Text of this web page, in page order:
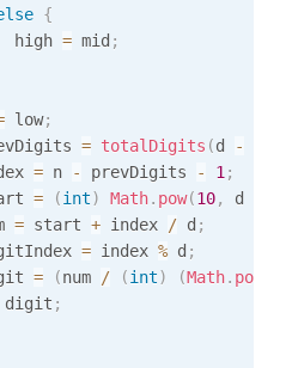
{
high
= mid ;
low;
= totalDigits (d -
= n - prevDigits - 1 ;
= (int) Math. pow(10, d
= start + index / d ;
= index % d ;
= (num / (int) (Math. pow
digit ;